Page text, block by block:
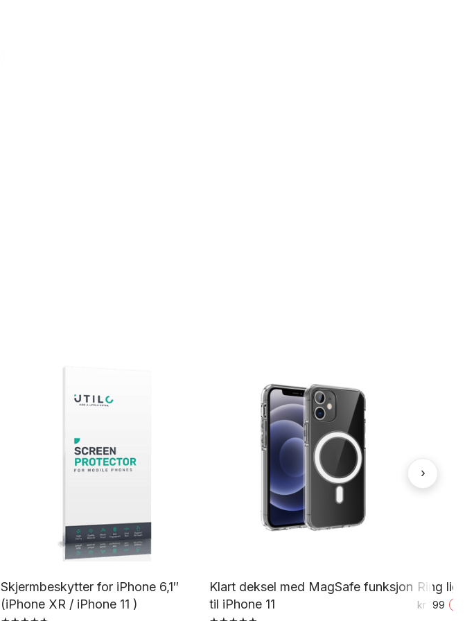
Skjermbeskytter for iPhone 6,1″
(iPhone XR / iPhone 11 )
Klart deksel med MagSafe funksjon
til iPhone 11
Ring
kr 199
›